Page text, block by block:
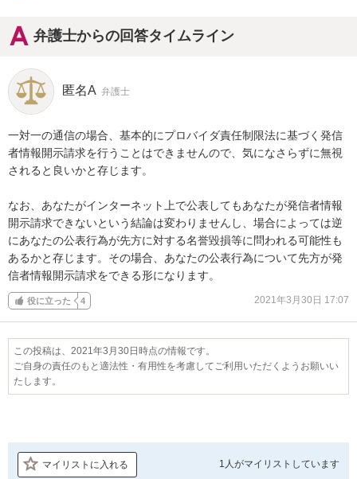
弁護士からの回答タイムライン
匿名A 弁護士
一対一の通信の場合、基本的にプロバイダ責任制限法に基づく発信
者情報開示請求を行うことはできませんので、気になさらずに無視
されると良いかと存じます。
なお、あなたがインターネット上で公表してもあなたが発信者情報
開示請求できないという結論は変わりませんし、場合によっては逆
にあなたの公表行為が先方に対する名誉毀損等に問われる可能性も
あるかと存じます。その場合、あなたの公表行為について先方が発
信者情報開示請求をできる形になります。
役に立った 4 2021年3月30日 17:07
この投稿は、2021年3月30日時点の情報です。
ご自身の責任のもと適法性・有用性を考慮してご利用いただくようお願いい
たします。
マイリストに入れる 1人がマイリストしています